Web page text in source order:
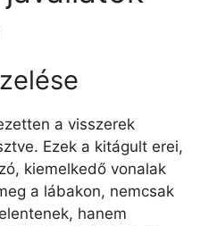
a visszerek
Ezek a kitágult erei,
kiemelkedő vonalak
a lábakon, nemcsak
hanem